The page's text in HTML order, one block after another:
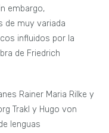
embargo,
de muy variada
influidos por la
de Friedrich
Rainer Maria Rilke y
Trakl y Hugo von
lenguas